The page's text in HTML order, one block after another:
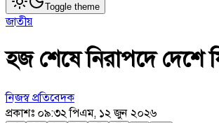
Toggle theme
জাতীয়
হজ শেষে নিরাপদে দেশে
নিজস্ব প্রতিবেদক
প্রকাশঃ ০৯:৩২ পিএম, ১২ জুন ২০২৬